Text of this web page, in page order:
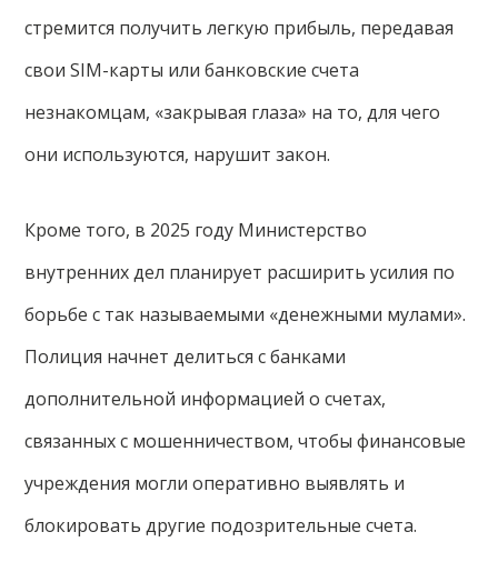
стремится получить легкую прибыль, передавая
свои SIM-карты или банковские счета
незнакомцам, «закрывая глаза» на то, для чего
они используются, нарушит закон.
Кроме того, в 2025 году Министерство
внутренних дел планирует расширить усилия по
борьбе с так называемыми «денежными мулами».
Полиция начнет делиться с банками
дополнительной информацией о счетах,
связанных с мошенничеством, чтобы финансовые
учреждения могли оперативно выявлять и
блокировать другие подозрительные счета.